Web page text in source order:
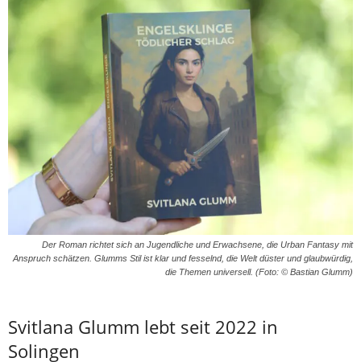
Der Roman richtet sich an Jugendliche und Erwachsene, die Urban Fantasy mit
Anspruch schätzen. Glumms Stil ist klar und fesselnd, die Welt düster und glaubwürdig,
die Themen universell. (Foto: © Bastian Glumm)
Svitlana Glumm lebt seit 2022 in
Solingen